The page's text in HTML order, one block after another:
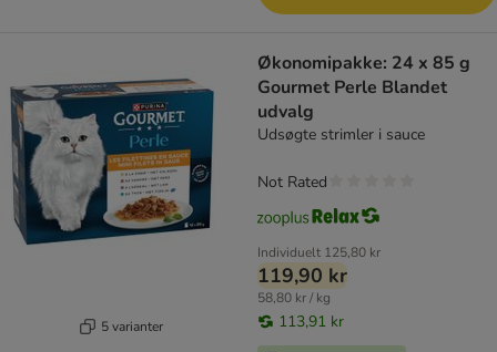
5 varianter
Økonomipakke: 24 x 85 g
Gourmet Perle Blandet
udvalg
Udsøgte strimler i sauce
Individuelt 125,80 kr
119,90 kr
58,80 kr / kg
113,91 kr
Not Rated